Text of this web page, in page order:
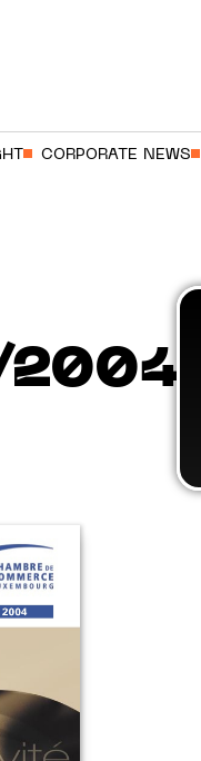
CORPORATE NEWS
2004